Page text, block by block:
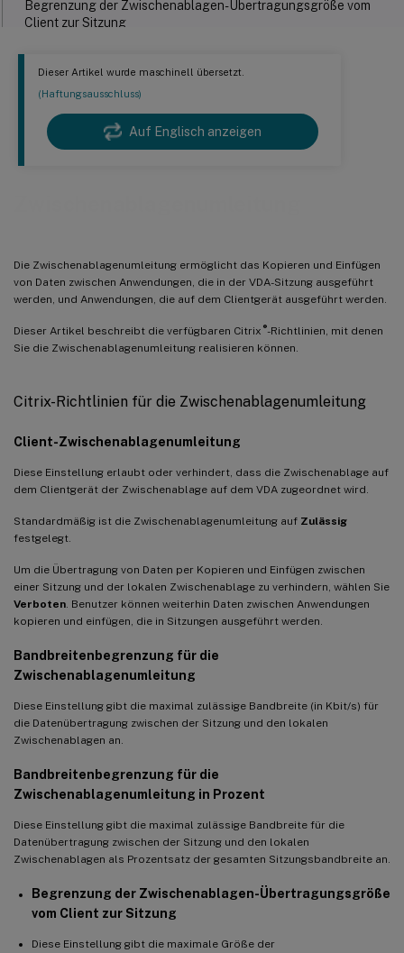
Dieser Artikel wurde maschinell übersetzt.
(Haftungsausschluss)
Auf Englisch anzeigen
Die Zwischenablagenumleitung ermöglicht das Kopieren und Einfügen
von Daten zwischen Anwendungen, die in der VDA-Sitzung ausgeführt
werden, und Anwendungen, die auf dem Clientgerät ausgeführt werden.
Dieser Artikel beschreibt die verfügbaren Citrix ®-Richtlinien, mit denen
Sie die Zwischenablagenumleitung realisieren können.
Citrix-Richtlinien für die Zwischenablagenumleitung
Client-Zwischenablagenumleitung
Diese Einstellung erlaubt oder verhindert, dass die Zwischenablage auf
dem Clientgerät der Zwischenablage auf dem VDA zugeordnet wird.
Standardmäßig ist die Zwischenablagenumleitung auf Zulässig
festgelegt.
Um die Übertragung von Daten per Kopieren und Einfügen zwischen
einer Sitzung und der lokalen Zwischenablage zu verhindern, wählen Sie
Verboten . Benutzer können weiterhin Daten zwischen Anwendungen
kopieren und einfügen, die in Sitzungen ausgeführt werden.
Bandbreitenbegrenzung für die
Zwischenablagenumleitung
Diese Einstellung gibt die maximal zulässige Bandbreite (in Kbit/s) für
die Datenübertragung zwischen der Sitzung und den lokalen
Zwischenablagen an.
Bandbreitenbegrenzung für die
Zwischenablagenumleitung in Prozent
Diese Einstellung gibt die maximal zulässige Bandbreite für die
Datenübertragung zwischen der Sitzung und den lokalen
Zwischenablagen als Prozentsatz der gesamten Sitzungsbandbreite an.
Begrenzung der Zwischenablagen-Übertragungsgröße
vom Client zur Sitzung
Diese Einstellung gibt die maximale Größe der
Begrenzung der Zwischenablagen-Übertragungsgröße vom
Client zur Sitzung
Zulässige Formate für Client-Zwischenablage-Schreibzugriff
Sitzungs-Zwischenablage-Schreibzugriff einschränken UND
Zulässige Formate für Sitzungs-Zwischenablage-Schreibzugriff